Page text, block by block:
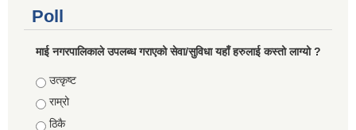
Poll
माई नगरपालिकाले उपलब्ध गराएको सेवा/सुविधा यहाँ हरुलाई कस्तो लाग्यो ?
Choices
उत्कृष्ट
राम्रो
ठिकै